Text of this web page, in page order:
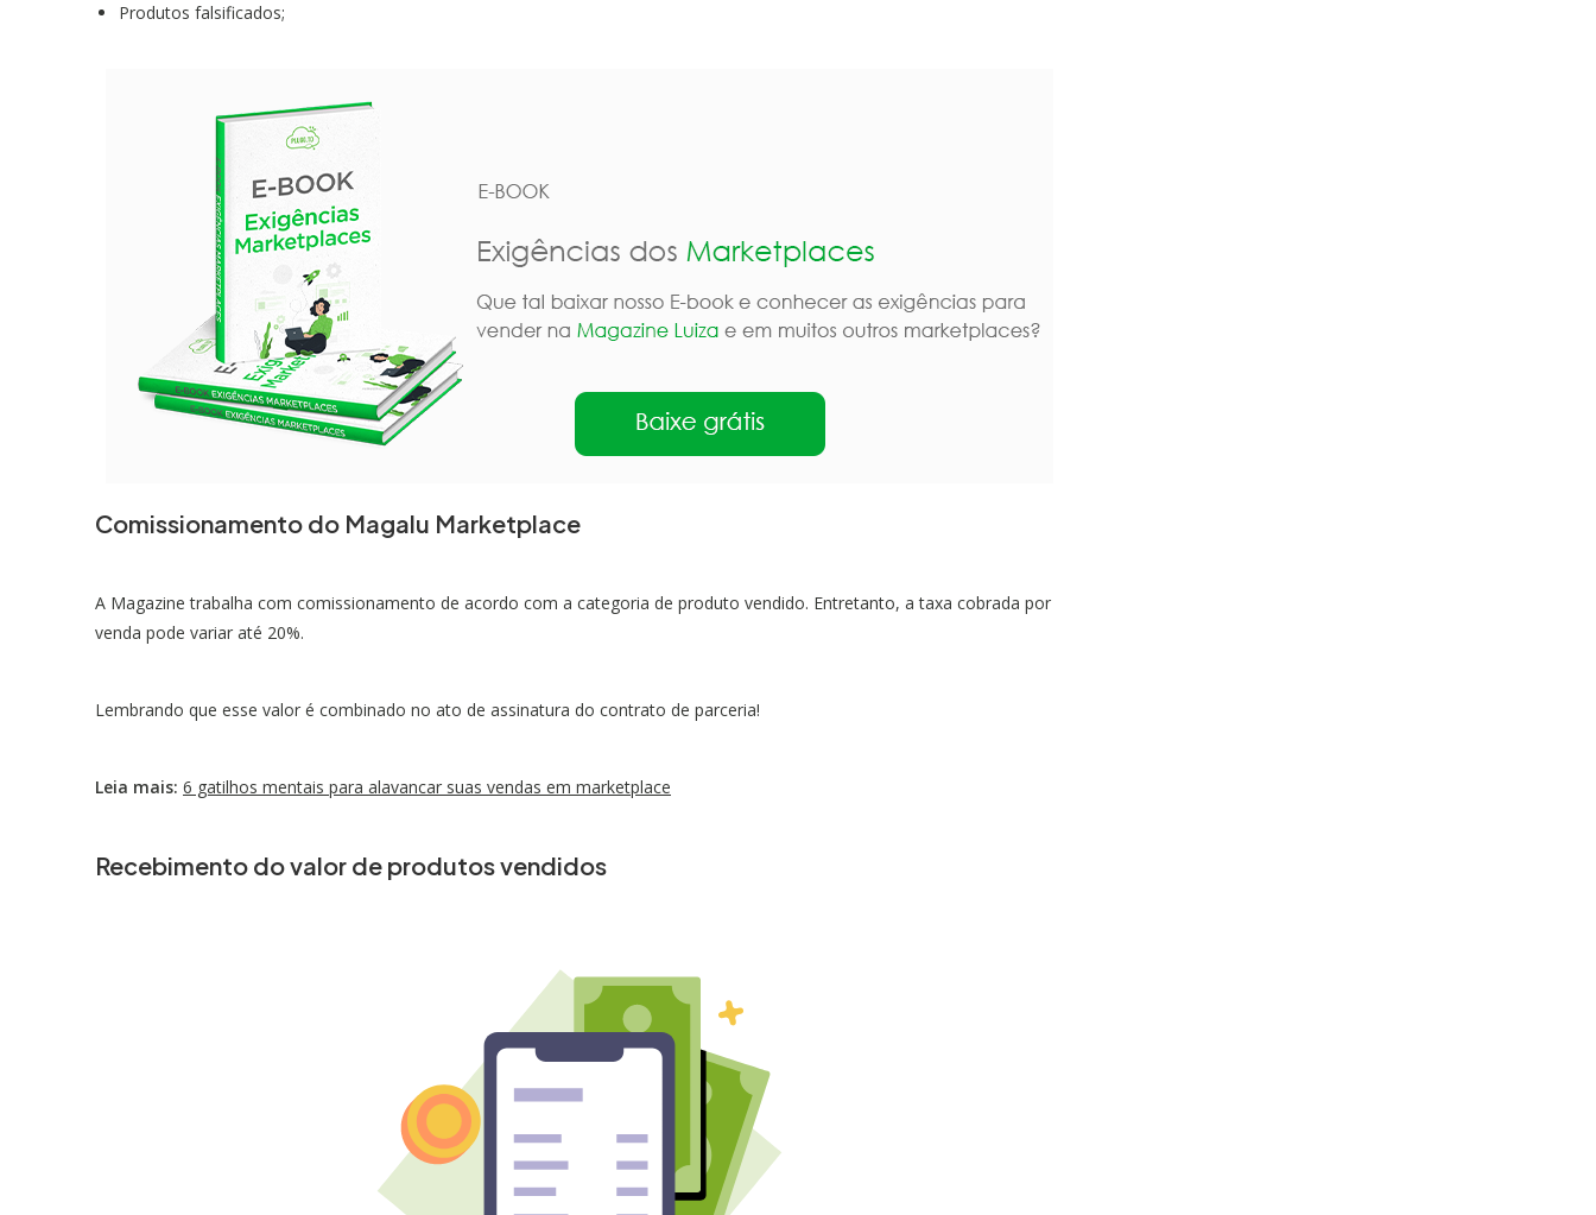
Produtos falsificados;
Comissionamento do Magalu Marketplace
A Magazine trabalha com comissionamento de acordo com a categoria de produto vendido. Entretanto, a taxa cobrada por
venda pode variar até 20%.
Lembrando que esse valor é combinado no ato de assinatura do contrato de parceria!
Leia mais: 6 gatilhos mentais para alavancar suas vendas em marketplace
Recebimento do valor de produtos vendidos